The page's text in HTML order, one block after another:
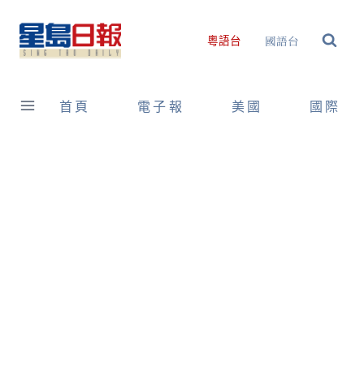
content
粵語台 國語台
首頁 電子報 美國 國際